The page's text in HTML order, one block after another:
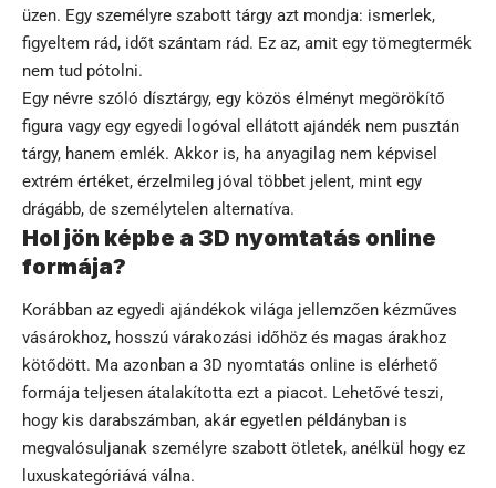
üzen. Egy személyre szabott tárgy azt mondja: ismerlek,
figyeltem rád, időt szántam rád. Ez az, amit egy tömegtermék
nem tud pótolni.
Egy névre szóló dísztárgy, egy közös élményt megörökítő
figura vagy egy egyedi logóval ellátott ajándék nem pusztán
tárgy, hanem emlék. Akkor is, ha anyagilag nem képvisel
extrém értéket, érzelmileg jóval többet jelent, mint egy
drágább, de személytelen alternatíva.
Hol jön képbe a 3D nyomtatás online
formája?
Korábban az egyedi ajándékok világa jellemzően kézműves
vásárokhoz, hosszú várakozási időhöz és magas árakhoz
kötődött. Ma azonban a 3D nyomtatás online is elérhető
formája teljesen átalakította ezt a piacot. Lehetővé teszi,
hogy kis darabszámban, akár egyetlen példányban is
megvalósuljanak személyre szabott ötletek, anélkül hogy ez
luxuskategóriává válna.